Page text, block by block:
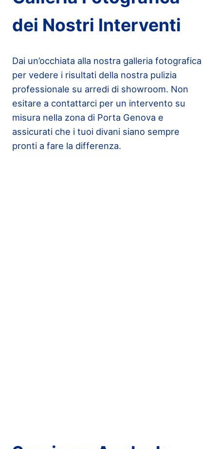
dei Nostri Interventi
Dai un’occhiata alla nostra galleria fotografica
per vedere i risultati della nostra pulizia
professionale su arredi di showroom. Non
esitare a contattarci per un intervento su
misura nella zona di Porta Genova e
assicurati che i tuoi divani siano sempre
pronti a fare la differenza.